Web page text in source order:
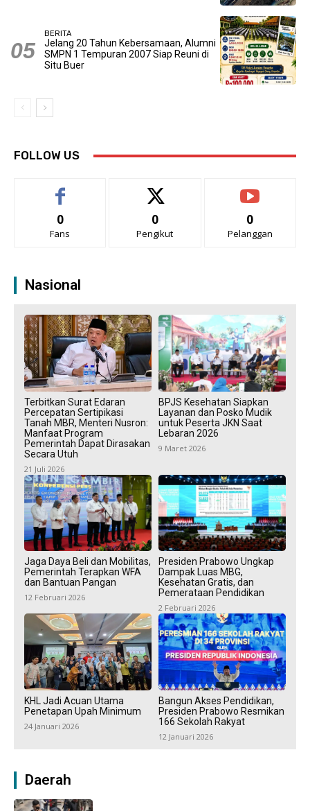
BERITA
Jelang 20 Tahun Kebersamaan, Alumni
SMPN 1 Tempuran 2007 Siap Reuni di
Situ Buer
FOLLOW US
0
Fans
0
Pengikut
0
Pelanggan
Nasional
Terbitkan Surat Edaran
Percepatan Sertipikasi
Tanah MBR, Menteri Nusron:
Manfaat Program
Pemerintah Dapat Dirasakan
Secara Utuh
21 Juli 2026
BPJS Kesehatan Siapkan
Layanan dan Posko Mudik
untuk Peserta JKN Saat
Lebaran 2026
9 Maret 2026
Jaga Daya Beli dan Mobilitas,
Pemerintah Terapkan WFA
dan Bantuan Pangan
12 Februari 2026
Presiden Prabowo Ungkap
Dampak Luas MBG,
Kesehatan Gratis, dan
Pemerataan Pendidikan
2 Februari 2026
KHL Jadi Acuan Utama
Penetapan Upah Minimum
24 Januari 2026
Bangun Akses Pendidikan,
Presiden Prabowo Resmikan
166 Sekolah Rakyat
12 Januari 2026
Daerah